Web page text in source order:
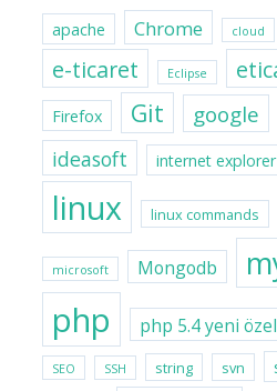
apache Chrome cloud
e-ticaret Eclipse
Firefox Git google
ideasoft internet explorer
linux linux commands
microsoft Mongodb
php php 5.4 yeni
SEO SSH string svn